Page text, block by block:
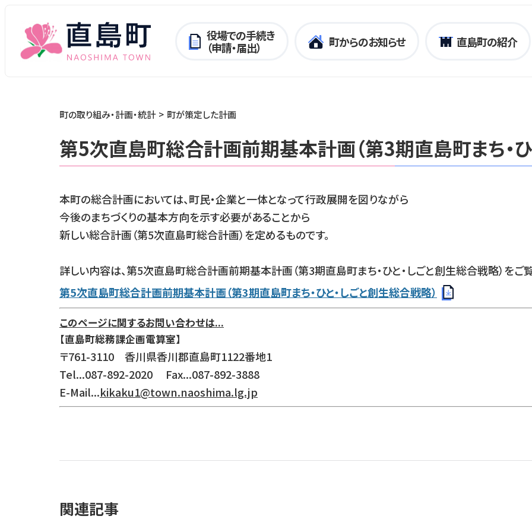
役場での手続き
（申請・届出）
町からのお知らせ 直島町の紹介
町の取り組み・計画・統計 町が策定した計画
第5次直島町総合計画前期基本計画（第3期直島町まち・ひ
本町の総合計画においては、町民・企業と一体となって行政展開を図りながら
今後のまちづくりの基本方向を示す必要があることから
新しい総合計画（第5次直島町総合計画）を定めるものです。
詳しい内容は、第5次直島町総合計画前期基本計画（第3期直島町まち・ひと・しごと創生総合戦略）をご
第5次直島町総合計画前期基本計画（第3期直島町まち・ひと・しごと創生総合戦略）
このページに関するお問い合わせは...
【直島町総務課企画電算室】
〒761-3110 香川県香川郡直島町1122番地1
Tel...087-892-2020 Fax...087-892-3888
E-Mail...kikaku1@town.naoshima.lg.jp
関連記事